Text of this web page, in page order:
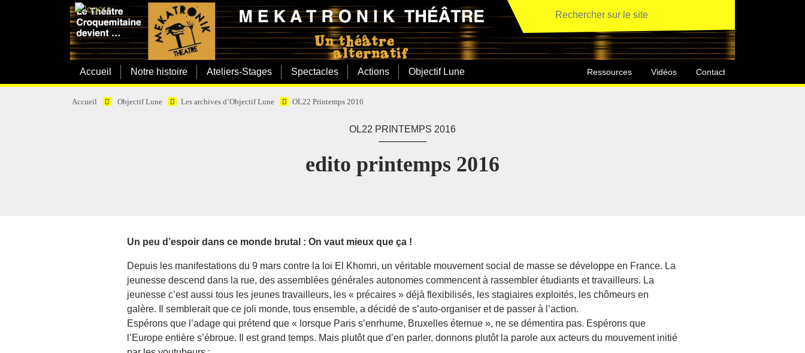
Accueil Notre histoire Ateliers-Stages Spectacles Actions Objectif Lune Ressources Vidéos Contact
Accueil Objectif Lune Les archives d’Objectif Lune OL22 Printemps 2016
OL22 PRINTEMPS 2016
edito printemps 2016
Un peu d’espoir dans ce monde brutal : On vaut mieux que ça !
Depuis les manifestations du 9 mars contre la loi El Khomri, un véritable mouvement social de masse se développe en France. La
jeunesse descend dans la rue, des assemblées générales autonomes commencent à rassembler étudiants et travailleurs. La
jeunesse c’est aussi tous les jeunes travailleurs, les « précaires » déjà flexibilisés, les stagiaires exploités, les chômeurs en
galère. Il semblerait que ce joli monde, tous ensemble, a décidé de s’auto-organiser et de passer à l’action.
Espérons que l’adage qui prétend que « lorsque Paris s’enrhume, Bruxelles éternue », ne se démentira pas. Espérons que
l’Europe entière s’ébroue. Il est grand temps. Mais plutôt que d’en parler, donnons plutôt la parole aux acteurs du mouvement initié